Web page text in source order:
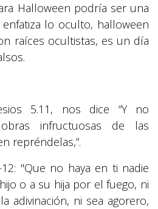
Halloween podría ser una
enfatiza lo oculto, halloween
raíces ocultistas, es un día
5.11, nos dice “Y no
infructuosas de las
repréndelas,”.
"Que no haya en ti nadie
o a su hija por el fuego, ni
adivinación, ni sea agorero,